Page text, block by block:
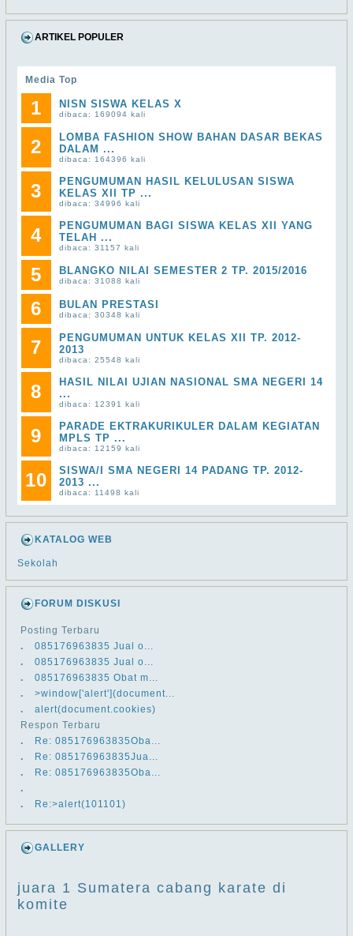
ARTIKEL POPULER
Media Top
1 NISN SISWA KELAS X
dibaca: 169094 kali
2
LOMBA FASHION SHOW BAHAN DASAR BEKAS
DALAM ...
dibaca: 164396 kali
3
PENGUMUMAN HASIL KELULUSAN SISWA
KELAS XII TP ...
dibaca: 34996 kali
4
PENGUMUMAN BAGI SISWA KELAS XII YANG
TELAH ...
dibaca: 31157 kali
5 BLANGKO NILAI SEMESTER 2 TP. 2015/2016
dibaca: 31088 kali
6 BULAN PRESTASI
dibaca: 30348 kali
7
PENGUMUMAN UNTUK KELAS XII TP. 2012-
2013
dibaca: 25548 kali
8
HASIL NILAI UJIAN NASIONAL SMA NEGERI 14
...
dibaca: 12391 kali
9
PARADE EKTRAKURIKULER DALAM KEGIATAN
MPLS TP ...
dibaca: 12159 kali
10
SISWA/I SMA NEGERI 14 PADANG TP. 2012-
2013 ...
dibaca: 11498 kali
KATALOG WEB
Sekolah
FORUM DISKUSI
Posting Terbaru
.
​​085176963835 Jual o...
.
​​085176963835 Jual o...
.
​​085176963835 Obat m...
.
>window['alert'](document...
.
alert(document.cookies)
Respon Terbaru
.
Re: ​​085176963835Oba...
.
Re: ​​085176963835Jua...
.
Re: ​​085176963835Oba...
.
.
Re:>alert(101101)
GALLERY
juara 1 Sumatera cabang karate di
komite